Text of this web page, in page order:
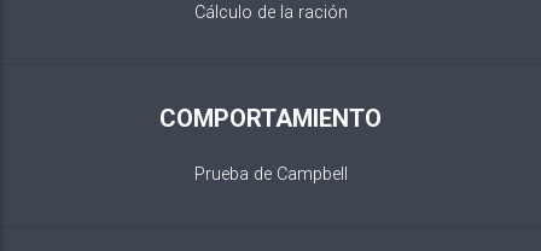
Cálculo de la ración
COMPORTAMIENTO
Prueba de Campbell